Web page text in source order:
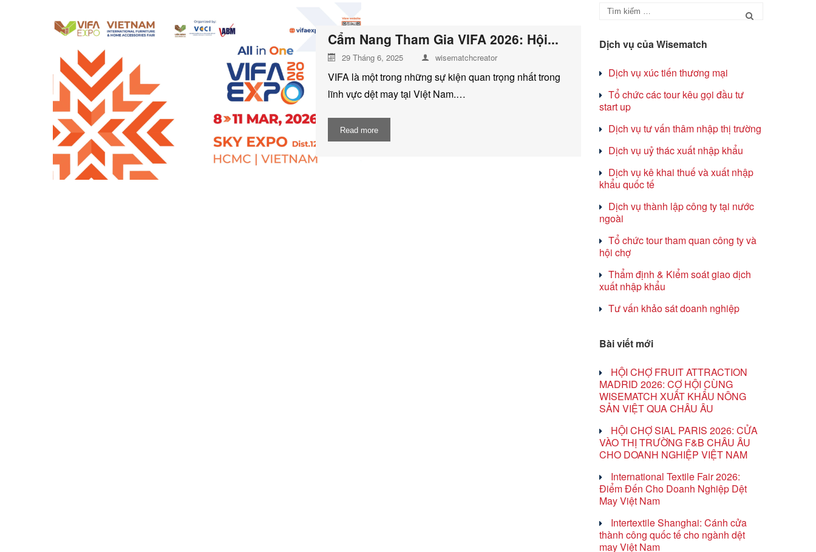
Cẩm Nang Tham Gia VIFA 2026: Hội...
29 Tháng 6, 2025 wisematchcreator
VIFA là một trong những sự kiện quan trọng nhất trong
lĩnh vực dệt may tại Việt Nam.…
Read more
Dịch vụ của Wisematch
Dịch vụ xúc tiến thương mại
Tổ chức các tour kêu gọi đầu tư
start up
Dịch vụ tư vấn thâm nhập thị trường
Dịch vụ uỷ thác xuất nhập khẩu
Dịch vụ kê khai thuế và xuất nhập
khẩu quốc tế
Dịch vụ thành lập công ty tại nước
ngoài
Tổ chức tour tham quan công ty và
hội chợ
Thẩm định & Kiểm soát giao dịch
xuất nhập khẩu
Tư vấn khảo sát doanh nghiệp
Bài viết mới
HỘI CHỢ FRUIT ATTRACTION
MADRID 2026: CƠ HỘI CÙNG
WISEMATCH XUẤT KHẨU NÔNG
SẢN VIỆT QUA CHÂU ÂU
HỘI CHỢ SIAL PARIS 2026: CỬA
VÀO THỊ TRƯỜNG F&B CHÂU ÂU
CHO DOANH NGHIỆP VIỆT NAM
International Textile Fair 2026:
Điểm Đến Cho Doanh Nghiệp Dệt
May Việt Nam
Intertextile Shanghai: Cánh cửa
thành công quốc tế cho ngành dệt
may Việt Nam